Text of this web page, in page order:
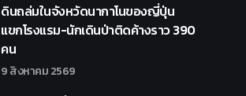
ดินถล่มในจังหวัดนากาโนของญี่ปุ่น
แขกโรงแรม-นักเดินป่าติดค้างราว 390
คน
9 สิงหาคม 2569